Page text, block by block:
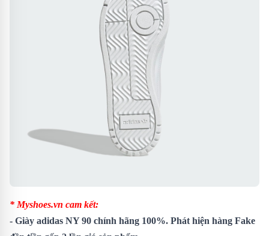
* Myshoes.vn cam kết:
- Giày adidas NY 90 chính hãng 100%. Phát hiện hàng Fake